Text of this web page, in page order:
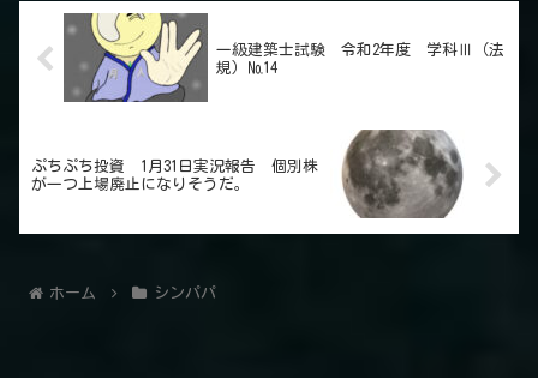
一級建築士試験 令和2年度 学科Ⅲ（法
規）№14
ぷちぷち投資 1月31日実況報告 個別株
が一つ上場廃止になりそうだ。
ホーム シンパパ